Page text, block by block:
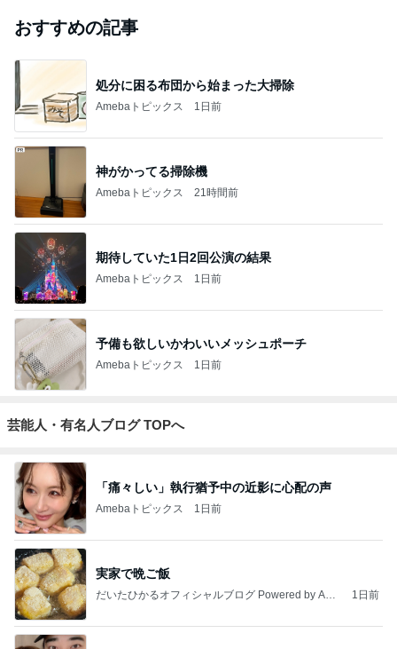
おすすめの記事
処分に困る布団から始まった大掃除
Amebaトピックス 1日前
神がかってる掃除機
Amebaトピックス 21時間前
期待していた1日2回公演の結果
Amebaトピックス 1日前
予備も欲しいかわいいメッシュポーチ
Amebaトピックス 1日前
芸能人・有名人ブログ TOPへ
「痛々しい」執行猶予中の近影に心配の声
Amebaトピックス 1日前
実家で晩ご飯
だいたひかるオフィシャルブログ Powered by Ame
1日前